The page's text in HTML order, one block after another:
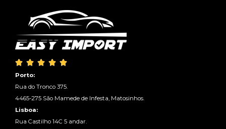
    
Porto:
Rua do Tronco 375.
4465-275 São Mamede de Infesta, Matosinhos.
Lisboa:
Rua Castilho 14C 5 andar.